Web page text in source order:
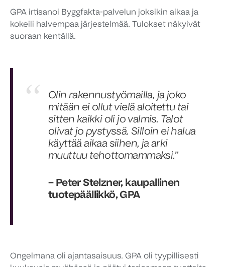
GPA irtisanoi Byggfakta-palvelun joksikin aikaa ja
kokeili halvempaa järjestelmää. Tulokset näkyivät
suoraan kentällä.
Olin rakennustyömailla, ja joko
mitään ei ollut vielä aloitettu tai
sitten kaikki oli jo valmis. Talot
olivat jo pystyssä. Silloin ei halua
käyttää aikaa siihen, ja arki
muuttuu tehottomammaksi.”
– Peter Stelzner, kaupallinen
tuotepäällikkö, GPA
Ongelmana oli ajantasaisuus. GPA oli tyypillisesti